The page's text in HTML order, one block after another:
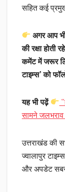
सहित कई
अगर आप
की रक्षा
कमेंट में जरूर
टाइम्स’ को
यह भी पढ़ें
सामने जलभराव
उत्तराखंड की
ज्वालापुर
और अपडेट